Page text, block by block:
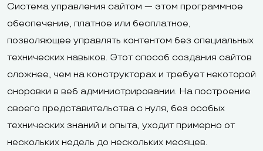
Система управления сайтом — этом программное
обеспечение, платное или бесплатное,
позволяющее управлять контентом без специальных
технических навыков. Этот способ создания сайтов
сложнее, чем на конструкторах и требует некоторой
сноровки в веб администрировании. На построение
своего представительства с нуля, без особых
технических знаний и опыта, уходит примерно от
нескольких недель до нескольких месяцев.